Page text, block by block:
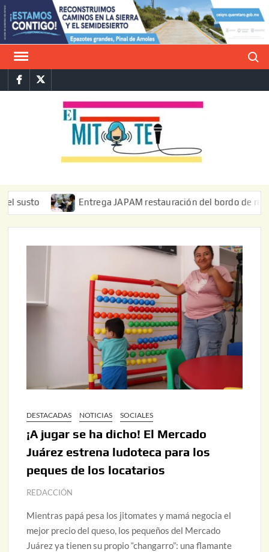
Saltar
al
contenido
FacebookTwitter
Entrega JAPAM restauración del bordo de
DESTACADAS NOTICIAS SOCIALES
¡A jugar se ha dicho! El Mercado
Juárez estrena ludoteca para los
peques de los locatarios
REDACCIÓN
Mientras papá pesa los jitomates y mamá negocia el
mejor precio del queso, los pequeños del Mercado
Juárez ya tienen su propio “changarro”: una flamante